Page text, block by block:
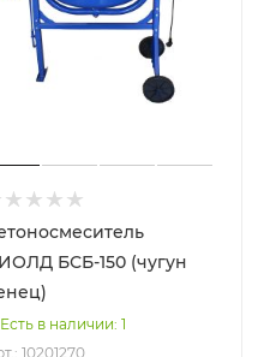
БСБ-150 (чугун
Есть в наличии: 1
10201270